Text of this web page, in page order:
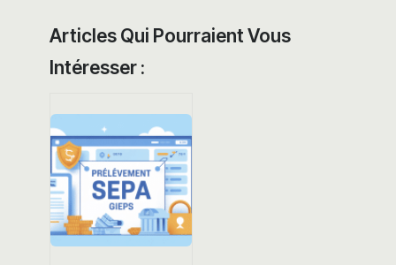
Articles Qui Pourraient Vous
Intéresser :